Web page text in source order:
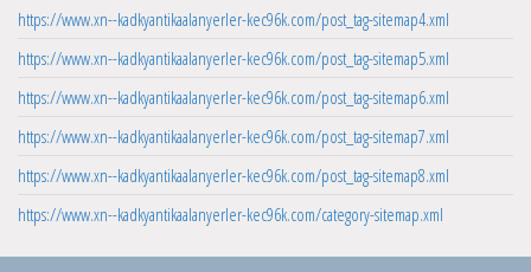
https://www.xn--kadkyantikaalanyerler-kec96k.com/post_tag-sitemap4.xml
https://www.xn--kadkyantikaalanyerler-kec96k.com/post_tag-sitemap5.xml
https://www.xn--kadkyantikaalanyerler-kec96k.com/post_tag-sitemap6.xml
https://www.xn--kadkyantikaalanyerler-kec96k.com/post_tag-sitemap7.xml
https://www.xn--kadkyantikaalanyerler-kec96k.com/post_tag-sitemap8.xml
https://www.xn--kadkyantikaalanyerler-kec96k.com/category-sitemap.xml